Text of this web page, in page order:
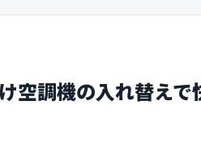
空調機の入れ替え